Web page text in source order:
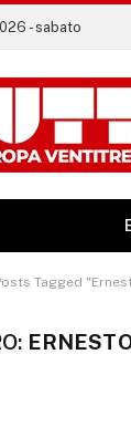
- sabato
Tagged